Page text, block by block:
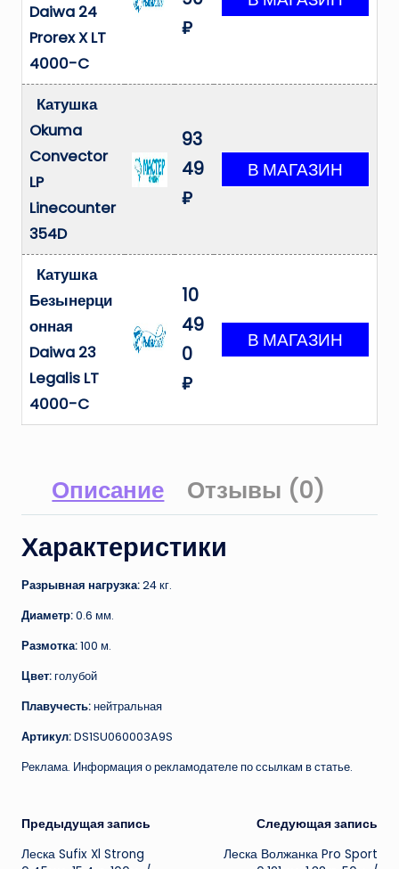
Daiwa 24
Prorex X LT
4000-C
₽
Катушка
Okuma
Convector
LP
Linecounter
354D
93
49
₽
Катушка
Безынерци
онная
Daiwa 23
Legalis LT
4000-C
10
49
0
₽
Описание Отзывы (0)
Характеристики
Разрывная нагрузка:24 кг.
Диаметр:0.6 мм.
Размотка:100 м.
Цвет:голубой
Плавучесть:нейтральная
Артикул:DS1SU060003A9S
Реклама. Информация о рекламодателе по ссылкам в статье.
Навигация
Предыдущая запись
Леска Sufix Xl Strong
Следующая запись
Леска Волжанка Pro Sport